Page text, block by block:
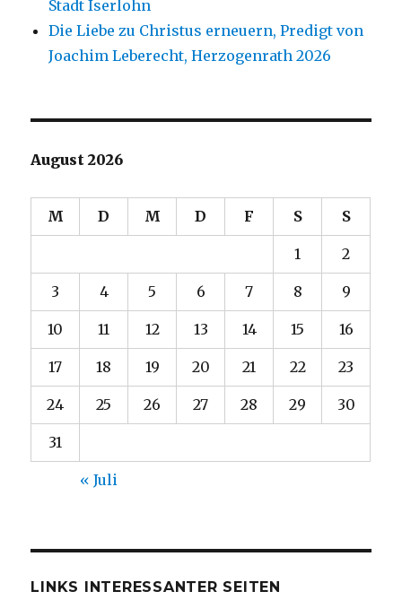
Stadt Iserlohn
Die Liebe zu Christus erneuern, Predigt von
Joachim Leberecht, Herzogenrath 2026
August 2026
M D M D F S S
1 2
3 4 5 6 7 8 9
10 11 12 13 14 15 16
17 18 19 20 21 22 23
24 25 26 27 28 29 30
31
« Juli
LINKS INTERESSANTER SEITEN